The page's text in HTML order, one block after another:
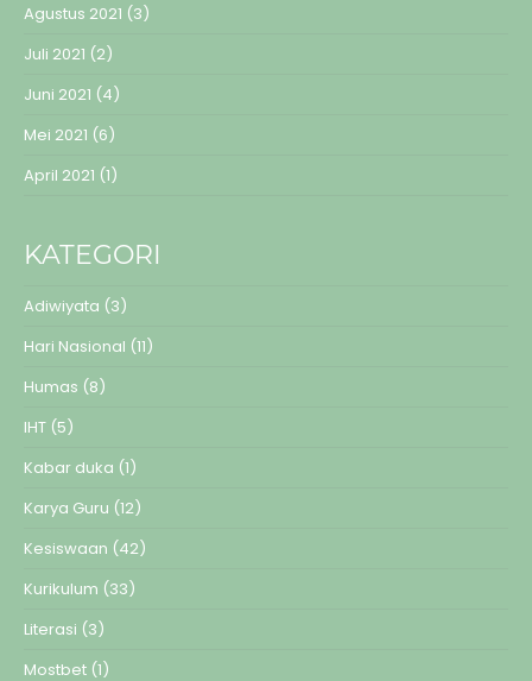
Agustus 2021 (3)
Juli 2021 (2)
Juni 2021 (4)
Mei 2021 (6)
April 2021 (1)
KATEGORI
Adiwiyata (3)
Hari Nasional (11)
Humas (8)
IHT (5)
Kabar duka (1)
Karya Guru (12)
Kesiswaan (42)
Kurikulum (33)
Literasi (3)
Mostbet (1)